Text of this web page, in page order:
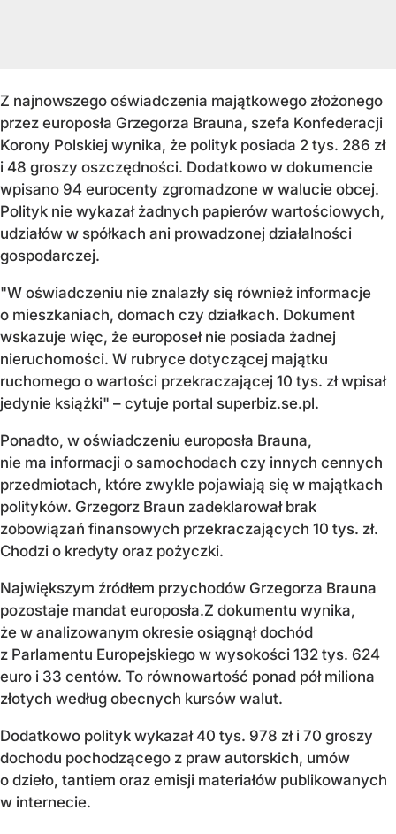
Z najnowszego oświadczenia majątkowego złożonego
przez europosła Grzegorza Brauna, szefa Konfederacji
Korony Polskiej wynika, że polityk posiada 2 tys. 286 zł
i 48 groszy oszczędności. Dodatkowo w dokumencie
wpisano 94 eurocenty zgromadzone w walucie obcej.
Polityk nie wykazał żadnych papierów wartościowych,
udziałów w spółkach ani prowadzonej działalności
gospodarczej.
"W oświadczeniu nie znalazły się również informacje
o mieszkaniach, domach czy działkach. Dokument
wskazuje więc, że europoseł nie posiada żadnej
nieruchomości. W rubryce dotyczącej majątku
ruchomego o wartości przekraczającej 10 tys. zł wpisał
jedynie książki" – cytuje portal superbiz.se.pl.
Ponadto, w oświadczeniu europosła Brauna,
nie ma informacji o samochodach czy innych cennych
przedmiotach, które zwykle pojawiają się w majątkach
polityków. Grzegorz Braun zadeklarował brak
zobowiązań finansowych przekraczających 10 tys. zł.
Chodzi o kredyty oraz pożyczki.
Największym źródłem przychodów Grzegorza Brauna
pozostaje mandat europosła.Z dokumentu wynika,
że w analizowanym okresie osiągnął dochód
z Parlamentu Europejskiego w wysokości 132 tys. 624
euro i 33 centów. To równowartość ponad pół miliona
złotych według obecnych kursów walut.
Dodatkowo polityk wykazał 40 tys. 978 zł i 70 groszy
dochodu pochodzącego z praw autorskich, umów
o dzieło, tantiem oraz emisji materiałów publikowanych
w internecie.